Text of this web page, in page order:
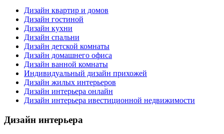
Дизайн квартир и домов
Дизайн гостиной
Дизайн кухни
Дизайн спальни
Дизайн детской комнаты
Дизайн домашнего офиса
Дизайн ванной комнаты
Индивидуальный дизайн прихожей
Дизайн жилых интерьеров
Дизайн интерьера онлайн
Дизайн интерьера ивестиционной недвижимости
Дизайн интерьера